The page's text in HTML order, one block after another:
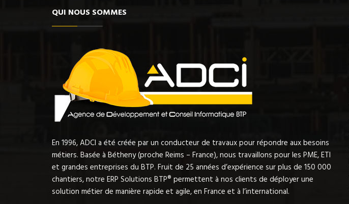
QUI NOUS SOMMES
En 1996, ADCI a été créée par un conducteur de travaux pour répondre aux besoins
métiers. Basée à Bétheny (proche Reims – France), nous travaillons pour les PME, ETI
et grandes entreprises du BTP. Fruit de 25 années d’expérience sur plus de 150 000
chantiers, notre ERP Solutions BTP® permettent à nos clients de déployer une
solution métier de manière rapide et agile, en France et à l’international.